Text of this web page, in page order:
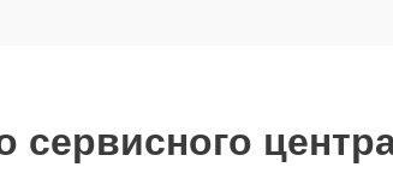
сервисного